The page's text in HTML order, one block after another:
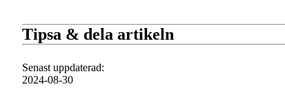
Tipsa & dela artikeln
Senast uppdaterad:
2024-08-30